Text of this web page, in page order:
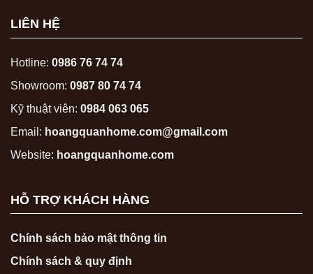
LIÊN HỆ
Hotline: 0986 76 74 74
Showroom: 0987 80 74 74
Kỹ thuật viên: 0984 063 065
Email: hoangquanhome.com@gmail.com
Website: hoangquanhome.com
HỖ TRỢ KHÁCH HÀNG
Chính sách bảo mật thông tin
Chính sách & quy định